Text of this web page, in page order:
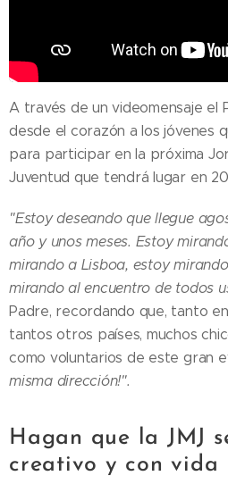
A través de un videomensaje el
desde el corazón a los jóvenes
para participar en la próxima
Juventud que tendrá lugar en
"Estoy deseando que llegue
año y unos meses. Estoy
mirando a Lisboa, estoy
mirando al encuentro de todos
Padre, recordando que, tanto
tantos otros países, muchos
como voluntarios de este gran
misma dirección!".
Hagan que la JMJ
creativo y con vida